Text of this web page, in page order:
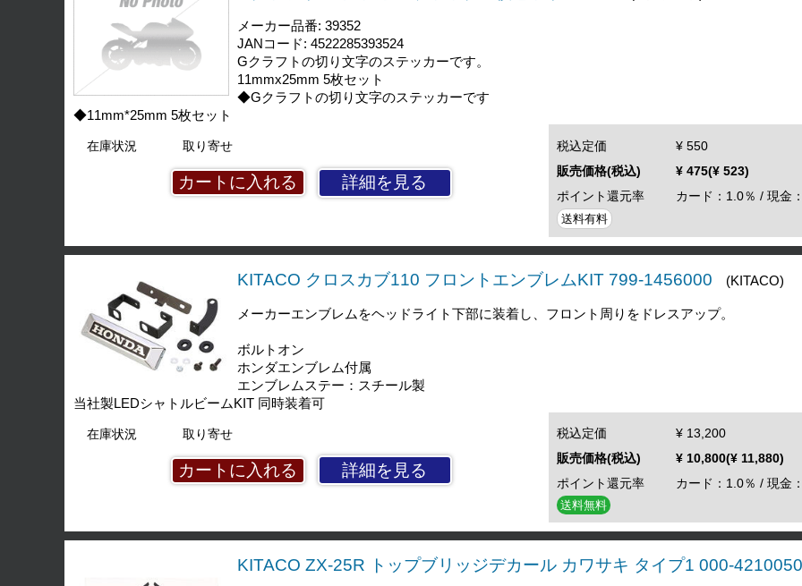
メーカー品番: 39352
JANコード: 4522285393524
Gクラフトの切り文字のステッカーです。
11mmx25mm 5枚セット
◆Gクラフトの切り文字のステッカーです
◆11mm*25mm 5枚セット
在庫状況 取り寄せ
詳細を見る
税込定価
¥ 550
販売価格(税込)
¥ 475(¥ 523)
ポイント還元率
カード：1.0％ / 現金
送料有料
KITACO クロスカブ110 フロントエンブレムKIT 799-1456000 (KITACO)
メーカーエンブレムをヘッドライト下部に装着し、フロント周りをドレスアップ。
ボルトオン
ホンダエンブレム付属
エンブレムステー：スチール製
当社製LEDシャトルビームKIT 同時装着可
在庫状況 取り寄せ
詳細を見る
税込定価
¥ 13,200
販売価格(税込)
¥ 10,800(¥ 11,880)
ポイント還元率
カード：1.0％ / 現金
送料無料
KITACO ZX-25R トップブリッジデカール カワサキ タイプ1 000-